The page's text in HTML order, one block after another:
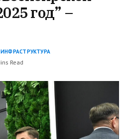
год” –
ИНФРАСТРУКТУРА
Read